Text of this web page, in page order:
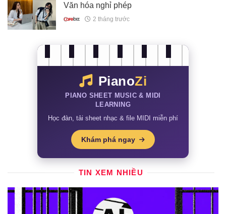
Văn hóa nghỉ phép
2 tháng trước
PianoZi
PIANO SHEET MUSIC & MIDI
LEARNING
Học đàn, tải sheet nhạc & file MIDI miễn phí
Khám phá ngay
TIN XEM NHIỀU